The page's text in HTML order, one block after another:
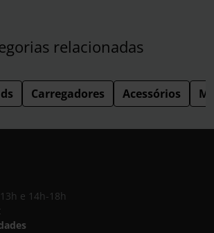
relacionadas
Carregadores Acessórios
e 14h-18h